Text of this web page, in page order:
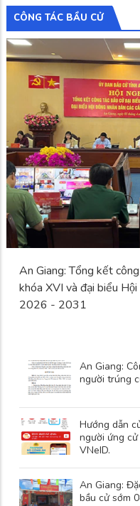
CÔNG TÁC BẦU CỬ
An Giang: Tổng kết
khóa XVI và đại biểu
2026 - 2031
An Giang:
người trúng
Hướng dẫn
người ứng
VNeID.
An Giang:
bầu cử sớm